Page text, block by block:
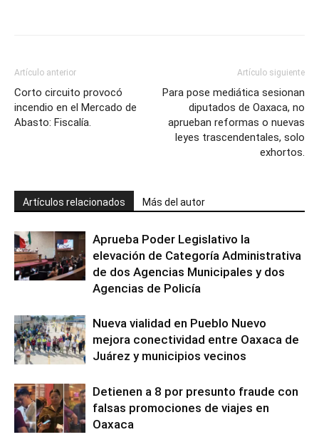
Artículo anterior
Corto circuito provocó
incendio en el Mercado de
Abasto: Fiscalía.
Artículo siguiente
Para pose mediática sesionan
diputados de Oaxaca, no
aprueban reformas o nuevas
leyes trascendentales, solo
exhortos.
Artículos relacionados Más del autor
Aprueba Poder Legislativo la
elevación de Categoría Administrativa
de dos Agencias Municipales y dos
Agencias de Policía
Nueva vialidad en Pueblo Nuevo
mejora conectividad entre Oaxaca de
Juárez y municipios vecinos
Detienen a 8 por presunto fraude con
falsas promociones de viajes en
Oaxaca